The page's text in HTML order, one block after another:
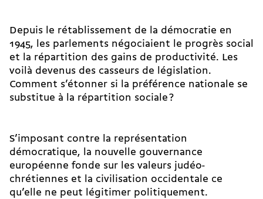
Depuis le rétablissement de la démocratie en
1945, les parlements négociaient le progrès social
et la répartition des gains de productivité. Les
voilà devenus des casseurs de législation.
Comment s’étonner si la préférence nationale se
substitue à la répartition sociale ?
S’imposant contre la représentation
démocratique, la nouvelle gouvernance
européenne fonde sur les valeurs judéo-
chrétiennes et la civilisation occidentale ce
qu’elle ne peut légitimer politiquement.